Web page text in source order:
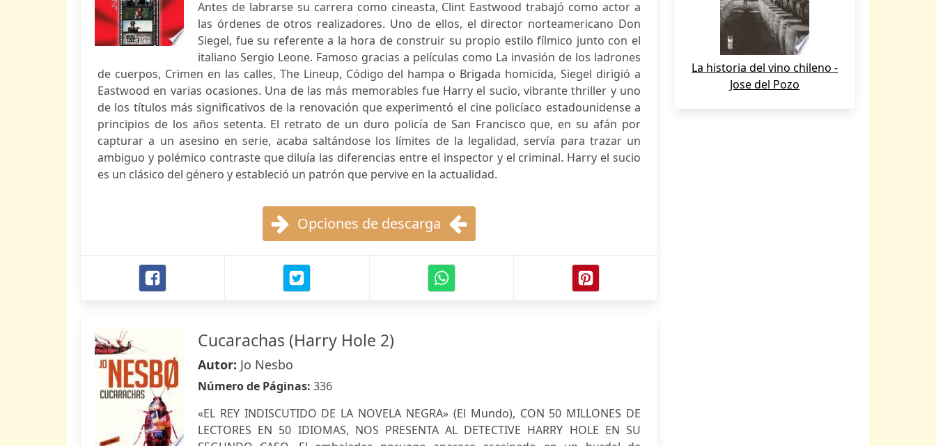
Antes de labrarse su carrera como cineasta, Clint Eastwood trabajó como actor a
las órdenes de otros realizadores. Uno de ellos, el director norteamericano Don
Siegel, fue su referente a la hora de construir su propio estilo fílmico junto con el
italiano Sergio Leone. Famoso gracias a películas como La invasión de los ladrones
de cuerpos, Crimen en las calles, The Lineup, Código del hampa o Brigada homicida, Siegel dirigió a
Eastwood en varias ocasiones. Una de las más memorables fue Harry el sucio, vibrante thriller y uno
de los títulos más significativos de la renovación que experimentó el cine policíaco estadounidense a
principios de los años setenta. El retrato de un duro policía de San Francisco que, en su afán por
capturar a un asesino en serie, acaba saltándose los límites de la legalidad, servía para trazar un
ambiguo y polémico contraste que diluía las diferencias entre el inspector y el criminal. Harry el sucio
es un clásico del género y estableció un patrón que pervive en la actualidad.
Opciones de descarga
Cucarachas (Harry Hole 2)
Autor: Jo Nesbo
Número de Páginas: 336
«EL REY INDISCUTIDO DE LA NOVELA NEGRA» (El Mundo), CON 50 MILLONES DE
LECTORES EN 50 IDIOMAS, NOS PRESENTA AL DETECTIVE HARRY HOLE EN SU
La historia del vino chileno -
Jose del Pozo